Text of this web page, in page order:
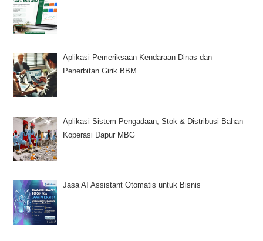
Aplikasi Pemeriksaan Kendaraan Dinas dan
Penerbitan Girik BBM
Aplikasi Sistem Pengadaan, Stok & Distribusi Bahan
Koperasi Dapur MBG
Jasa AI Assistant Otomatis untuk Bisnis